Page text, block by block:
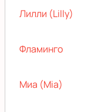
Лилли (Lilly)
Фламинго
Миа (Mia)